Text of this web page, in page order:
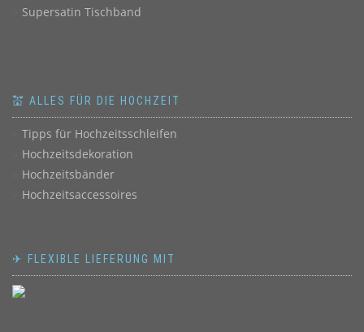
Supersatin Tischband
💒 ALLES FÜR DIE HOCHZEIT
Tipps für Hochzeitsschleifen
Hochzeitsdekoration
Hochzeitsbänder
Hochzeitsaccessoires
✈ FLEXIBLE LIEFERUNG MIT